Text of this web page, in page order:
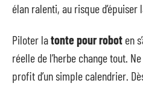
élan ralenti, au risque d’épuiser
Piloter latonte pour robot en
réelle de l’herbe change tout.
profit d’un simple calendrier.